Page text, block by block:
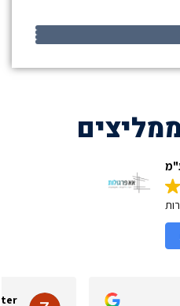
Zvi Shechter